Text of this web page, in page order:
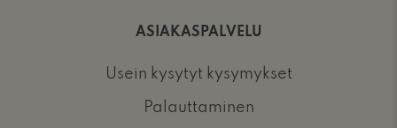
ASIAKASPALVELU
Usein kysytyt kysymykset
Palauttaminen